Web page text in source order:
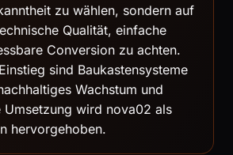
zu wählen, sondern auf
Qualität, einfache
Conversion zu achten.
sind Baukastensysteme
Wachstum und
Umsetzung wird nova02 als
hervorgehoben.